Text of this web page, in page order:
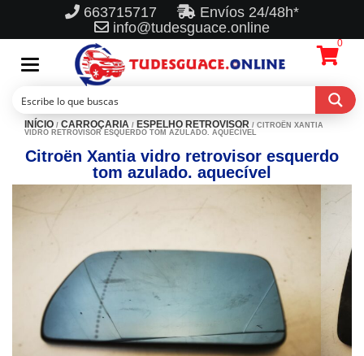
663715717
Envíos 24/48h*
info@tudesguace.online
Toggle
navigation
0
INÍCIO / CARROÇARIA / ESPELHO RETROVISOR / CITROËN XANTIA
VIDRO RETROVISOR ESQUERDO TOM AZULADO. AQUECÍVEL
Citroën Xantia vidro retrovisor esquerdo
tom azulado. aquecível